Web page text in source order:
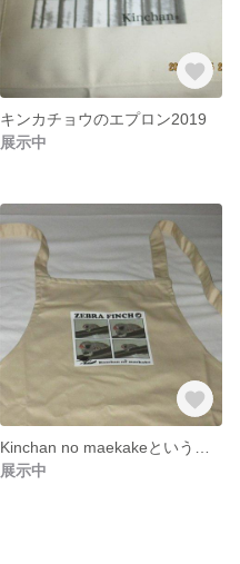
キンカチョウのエプロン2019
展示中
展示中